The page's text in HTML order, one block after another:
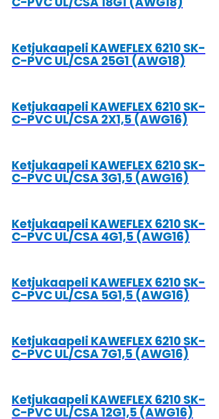
Ketjukaapeli KAWEFLEX 6210 SK-
C-PVC UL/CSA 25G1 (AWG18)
Ketjukaapeli KAWEFLEX 6210 SK-
C-PVC UL/CSA 2X1,5 (AWG16)
Ketjukaapeli KAWEFLEX 6210 SK-
C-PVC UL/CSA 3G1,5 (AWG16)
Ketjukaapeli KAWEFLEX 6210 SK-
C-PVC UL/CSA 4G1,5 (AWG16)
Ketjukaapeli KAWEFLEX 6210 SK-
C-PVC UL/CSA 5G1,5 (AWG16)
Ketjukaapeli KAWEFLEX 6210 SK-
C-PVC UL/CSA 7G1,5 (AWG16)
Ketjukaapeli KAWEFLEX 6210 SK-
C-PVC UL/CSA 12G1,5 (AWG16)